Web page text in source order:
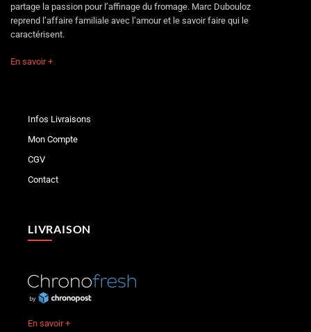
partage la passion pour l’affinage du fromage. Marc Dubouloz
reprend l’affaire familiale avec l’amour et le savoir faire qui le
caractérisent.
En savoir +
Infos Livraisons
Mon Compte
CGV
Contact
LIVRAISON
En savoir +